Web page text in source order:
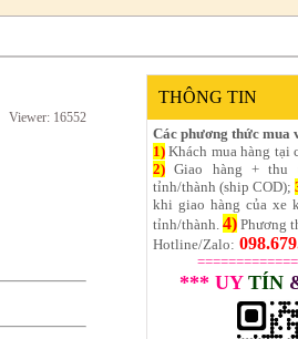
Viewer: 16552
THÔNG TIN
Các phương thức mua
1) Khách mua hàng tại
2) Giao hàng + thu
tỉnh/thành (ship COD);
khi giao hàng của xe
tỉnh/thành. 4) Phương
Hotline/Zalo:
*** UY TÍN